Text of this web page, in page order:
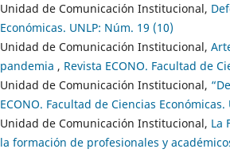
Unidad de Comunicación Institucional,
Económicas. UNLP: Núm. 19 (10)
Unidad de Comunicación Institucional,
pandemia , Revista ECONO. Facultad de
Unidad de Comunicación Institucional,
ECONO. Facultad de Ciencias Económicas.
Unidad de Comunicación Institucional, La
la formación de profesionales y